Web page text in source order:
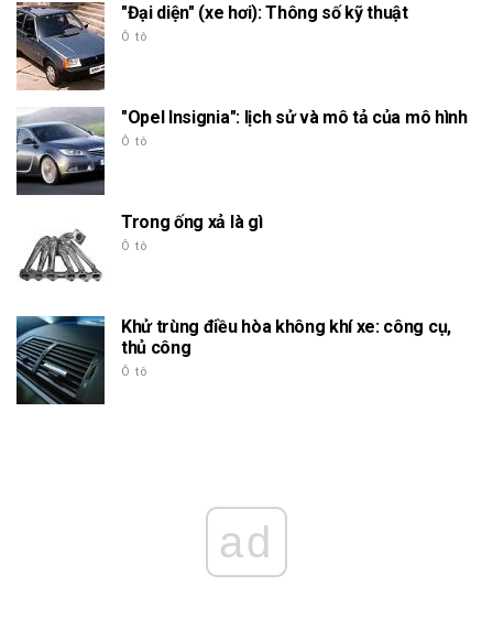
"Đại diện" (xe hơi): Thông số kỹ thuật
Ô tô
"Opel Insignia": lịch sử và mô tả của mô hình
Ô tô
Trong ống xả là gì
Ô tô
Khử trùng điều hòa không khí xe: công cụ,
thủ công
Ô tô
ad